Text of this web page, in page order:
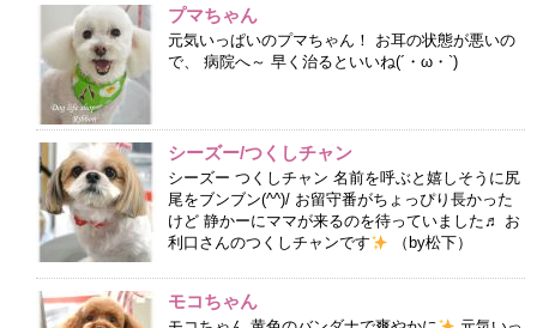
プマちゃん
元気いっぱいのプマちゃん！ お耳の状態が悪いの
で、 病院へ～ 早く治るといいね(´・ω・`)
シーズー/つくしチャン
シーズー つくしチャン 名前を呼ぶと嬉しそうに尻
尾をブンブン(^^)/ お留守番がちょっぴり長かった
けど 静かーにママが来るのを待っていました♬ お
利口さんのつくしチャンです
（by松下）
モコちゃん